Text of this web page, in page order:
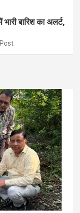
बारिश का अलर्ट,